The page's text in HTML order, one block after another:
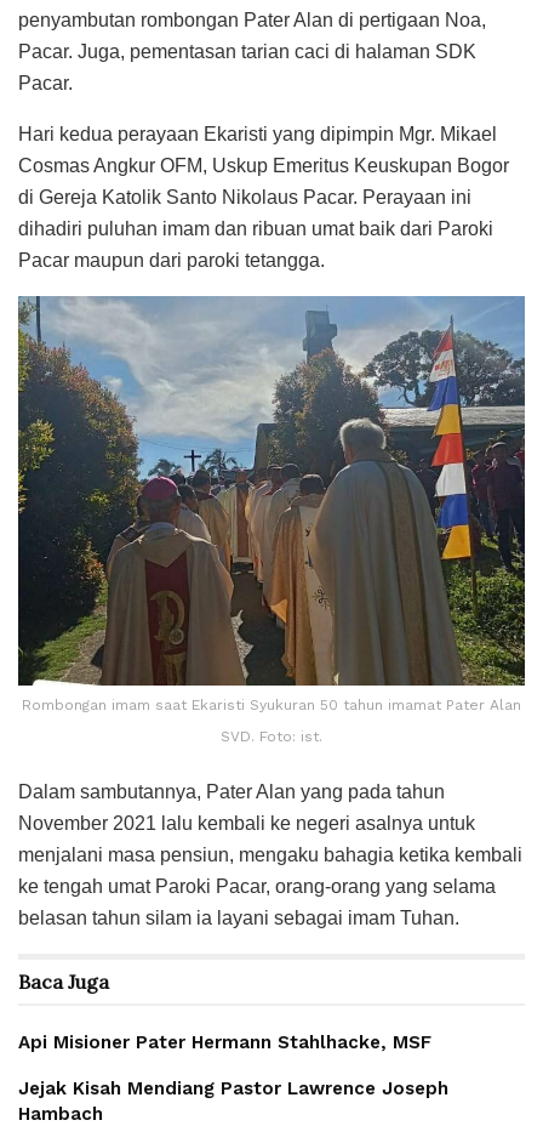
penyambutan rombongan Pater Alan di pertigaan Noa,
Pacar. Juga, pementasan tarian caci di halaman SDK
Pacar.
Hari kedua perayaan Ekaristi yang dipimpin Mgr. Mikael
Cosmas Angkur OFM, Uskup Emeritus Keuskupan Bogor
di Gereja Katolik Santo Nikolaus Pacar. Perayaan ini
dihadiri puluhan imam dan ribuan umat baik dari Paroki
Pacar maupun dari paroki tetangga.
Rombongan imam saat Ekaristi Syukuran 50 tahun imamat Pater Alan
SVD. Foto: ist.
Dalam sambutannya, Pater Alan yang pada tahun
November 2021 lalu kembali ke negeri asalnya untuk
menjalani masa pensiun, mengaku bahagia ketika kembali
ke tengah umat Paroki Pacar, orang-orang yang selama
belasan tahun silam ia layani sebagai imam Tuhan.
Baca Juga
Api Misioner Pater Hermann Stahlhacke, MSF
Jejak Kisah Mendiang Pastor Lawrence Joseph
Hambach